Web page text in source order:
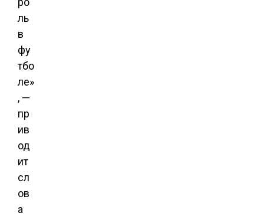
ль
в
фу
тбо
ле»
, —
пр
ив
од
ит
сл
ов
а